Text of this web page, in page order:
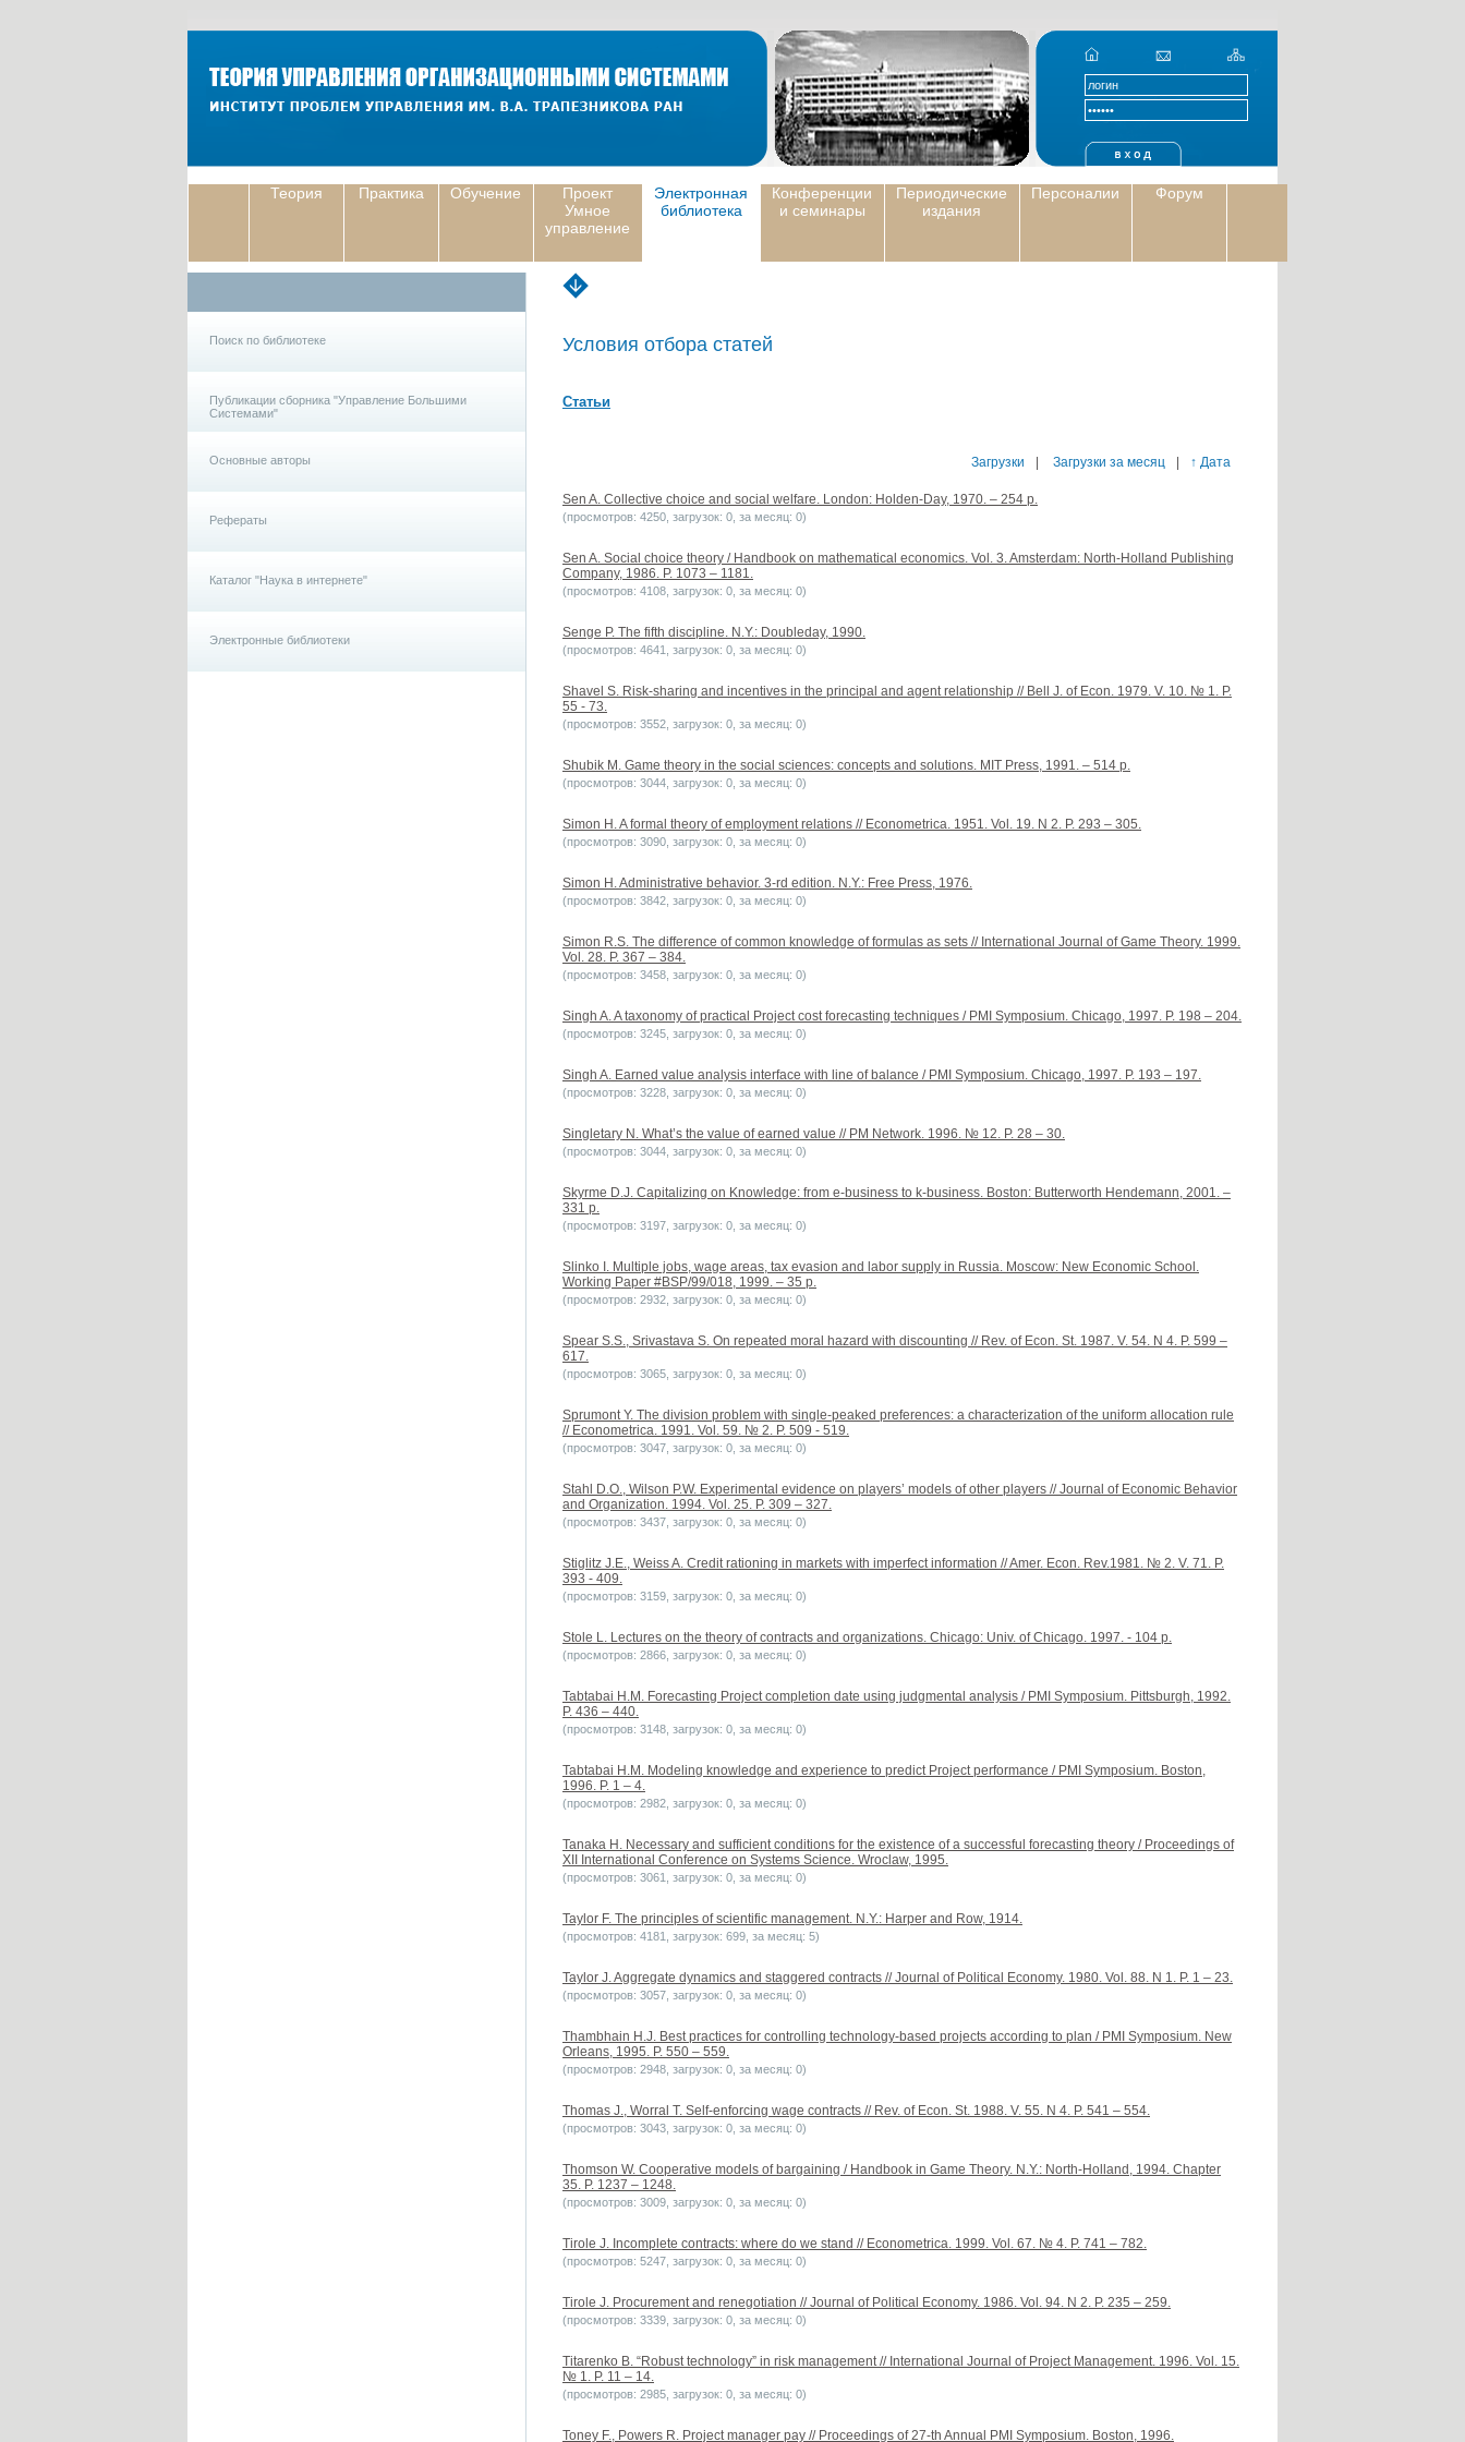
Теория Практика Обучение
Проект
Умное
управление
Электронная
библиотека
Конференции
и семинары
Периодические
издания
Персоналии Форум
Поиск по библиотеке
Публикации сборника "Управление Большими
Системами"
Основные авторы
Рефераты
Каталог "Наука в интернете"
Электронные библиотеки
Условия отбора статей
Статьи
Загрузки Загрузки за месяц ↑ Дата
Sen A. Collective choice and social welfare. London: Holden-Day, 1970. – 254 p.
(просмотров: 4250, загрузок: 0, за месяц: 0)
Sen A. Social choice theory / Handbook on mathematical economics. Vol. 3. Amsterdam: North-Holland Publishing
Company, 1986. P. 1073 – 1181.
(просмотров: 4108, загрузок: 0, за месяц: 0)
Senge P. The fifth discipline. N.Y.: Doubleday, 1990.
(просмотров: 4641, загрузок: 0, за месяц: 0)
Shavel S. Risk-sharing and incentives in the principal and agent relationship // Bell J. of Econ. 1979. V. 10. № 1. P.
55 - 73.
(просмотров: 3552, загрузок: 0, за месяц: 0)
Shubik M. Game theory in the social sciences: concepts and solutions. MIT Press, 1991. – 514 p.
(просмотров: 3044, загрузок: 0, за месяц: 0)
Simon H. A formal theory of employment relations // Econometrica. 1951. Vol. 19. N 2. P. 293 – 305.
(просмотров: 3090, загрузок: 0, за месяц: 0)
Simon H. Administrative behavior. 3-rd edition. N.Y.: Free Press, 1976.
(просмотров: 3842, загрузок: 0, за месяц: 0)
Simon R.S. The difference of common knowledge of formulas as sets // International Journal of Game Theory. 1999.
Vol. 28. P. 367 – 384.
(просмотров: 3458, загрузок: 0, за месяц: 0)
Singh A. A taxonomy of practical Project cost forecasting techniques / PMI Symposium. Chicago, 1997. P. 198 – 204.
(просмотров: 3245, загрузок: 0, за месяц: 0)
Singh A. Earned value analysis interface with line of balance / PMI Symposium. Chicago, 1997. P. 193 – 197.
(просмотров: 3228, загрузок: 0, за месяц: 0)
Singletary N. What’s the value of earned value // PM Network. 1996. № 12. P. 28 – 30.
(просмотров: 3044, загрузок: 0, за месяц: 0)
Skyrme D.J. Capitalizing on Knowledge: from e-business to k-business. Boston: Butterworth Hendemann, 2001. –
331 p.
(просмотров: 3197, загрузок: 0, за месяц: 0)
Slinko I. Multiple jobs, wage areas, tax evasion and labor supply in Russia. Moscow: New Economic School.
Working Paper #BSP/99/018, 1999. – 35 p.
(просмотров: 2932, загрузок: 0, за месяц: 0)
Spear S.S., Srivastava S. On repeated moral hazard with discounting // Rev. of Econ. St. 1987. V. 54. N 4. P. 599 –
617.
(просмотров: 3065, загрузок: 0, за месяц: 0)
Sprumont Y. The division problem with single-peaked preferences: a characterization of the uniform allocation rule
// Econometrica. 1991. Vol. 59. № 2. P. 509 - 519.
(просмотров: 3047, загрузок: 0, за месяц: 0)
Stahl D.O., Wilson P.W. Experimental evidence on players’ models of other players // Journal of Economic Behavior
and Organization. 1994. Vol. 25. P. 309 – 327.
(просмотров: 3437, загрузок: 0, за месяц: 0)
Stiglitz J.E., Weiss A. Credit rationing in markets with imperfect information // Amer. Econ. Rev.1981. № 2. V. 71. P.
393 - 409.
(просмотров: 3159, загрузок: 0, за месяц: 0)
Stole L. Lectures on the theory of contracts and organizations. Chicago: Univ. of Chicago. 1997. - 104 p.
(просмотров: 2866, загрузок: 0, за месяц: 0)
Tabtabai H.M. Forecasting Project completion date using judgmental analysis / PMI Symposium. Pittsburgh, 1992.
P. 436 – 440.
(просмотров: 3148, загрузок: 0, за месяц: 0)
Tabtabai H.M. Modeling knowledge and experience to predict Project performance / PMI Symposium. Boston,
1996. P. 1 – 4.
(просмотров: 2982, загрузок: 0, за месяц: 0)
Tanaka H. Necessary and sufficient conditions for the existence of a successful forecasting theory / Proceedings of
XII International Conference on Systems Science. Wroclaw, 1995.
(просмотров: 3061, загрузок: 0, за месяц: 0)
Taylor F. The principles of scientific management. N.Y.: Harper and Row, 1914.
(просмотров: 4181, загрузок: 699, за месяц: 5)
Taylor J. Aggregate dynamics and staggered contracts // Journal of Political Economy. 1980. Vol. 88. N 1. P. 1 – 23.
(просмотров: 3057, загрузок: 0, за месяц: 0)
Thambhain H.J. Best practices for controlling technology-based projects according to plan / PMI Symposium. New
Orleans, 1995. P. 550 – 559.
(просмотров: 2948, загрузок: 0, за месяц: 0)
Thomas J., Worral T. Self-enforcing wage contracts // Rev. of Econ. St. 1988. V. 55. N 4. P. 541 – 554.
(просмотров: 3043, загрузок: 0, за месяц: 0)
Thomson W. Cooperative models of bargaining / Handbook in Game Theory. N.Y.: North-Holland, 1994. Chapter
35. P. 1237 – 1248.
(просмотров: 3009, загрузок: 0, за месяц: 0)
Tirole J. Incomplete contracts: where do we stand // Econometrica. 1999. Vol. 67. № 4. P. 741 – 782.
(просмотров: 5247, загрузок: 0, за месяц: 0)
Tirole J. Procurement and renegotiation // Journal of Political Economy. 1986. Vol. 94. N 2. P. 235 – 259.
(просмотров: 3339, загрузок: 0, за месяц: 0)
Titarenko B. “Robust technology” in risk management // International Journal of Project Management. 1996. Vol. 15.
№ 1. P. 11 – 14.
(просмотров: 2985, загрузок: 0, за месяц: 0)
Toney F., Powers R. Project manager pay // Proceedings of 27-th Annual PMI Symposium. Boston, 1996.